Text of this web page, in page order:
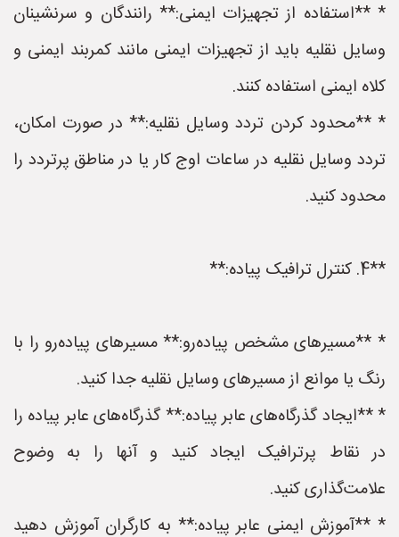
* **استفاده از تجهیزات ایمنی:** رانندگان و سرنشینان
وسایل نقلیه باید از تجهیزات ایمنی مانند کمربند ایمنی و
کلاه ایمنی استفاده کنند.
* **محدود کردن تردد وسایل نقلیه:** در صورت امکان،
تردد وسایل نقلیه در ساعات اوج کار یا در مناطق پرتردد را
محدود کنید.
**4. کنترل ترافیک پیاده:**
* **مسیرهای مشخص پیاده‌رو:** مسیرهای پیاده‌رو را با
رنگ یا موانع از مسیرهای وسایل نقلیه جدا کنید.
* **ایجاد گذرگاه‌های عابر پیاده:** گذرگاه‌های عابر پیاده را
در نقاط پرترافیک ایجاد کنید و آنها را به وضوح
علامت‌گذاری کنید.
* **آموزش ایمنی عابر پیاده:** به کارگران آموزش دهید